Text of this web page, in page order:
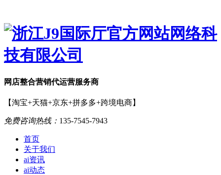
网店整合营销代运营服务商
【淘宝+天猫+京东+拼多多+跨境电商】
免费咨询热线： 135-7545-7943
首页
关于我们
ai资讯
ai动态